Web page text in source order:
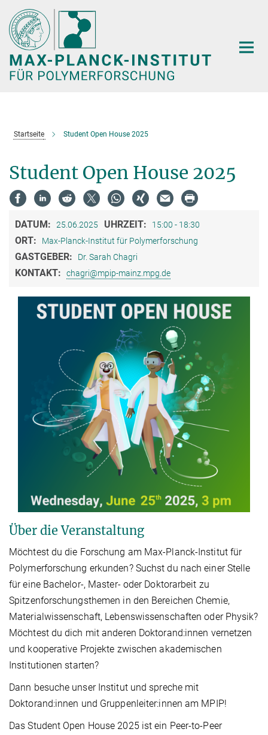
Hauptinhalt
Startseite Student Open House 2025
Student Open House 2025
DATUM: 25.06.2025 UHRZEIT: 15:00 - 18:30
ORT: Max-Planck-Institut für Polymerforschung
GASTGEBER: Dr. Sarah Chagri
KONTAKT: chagri@mpip-mainz.mpg.de
Über die Veranstaltung
Möchtest du die Forschung am Max-Planck-Institut für
Polymerforschung erkunden? Suchst du nach einer Stelle
für eine Bachelor-, Master- oder Doktorarbeit zu
Spitzenforschungsthemen in den Bereichen Chemie,
Materialwissenschaft, Lebenswissenschaften oder Physik?
Möchtest du dich mit anderen Doktorand:innen vernetzen
und kooperative Projekte zwischen akademischen
Institutionen starten?
Dann besuche unser Institut und spreche mit
Doktorand:innen und Gruppenleiter:innen am MPIP!
Das Student Open House 2025 ist ein Peer-to-Peer